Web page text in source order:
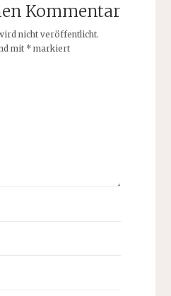
Kommentar
nicht veröffentlicht.
mit *markiert